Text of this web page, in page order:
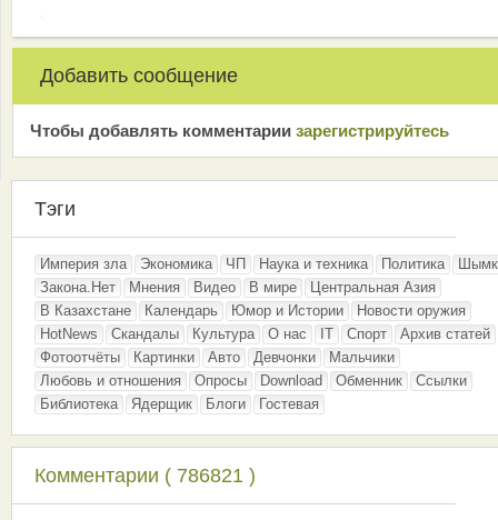
Добавить сообщение
Чтобы добавлять комментарии зарeгиcтрирyйтeсь
Тэги
Империя зла Экономика ЧП Наука и техника Политика
Закона.Нет
Мнения Видео В мире
Центральная Азия
В Казахстане
Календарь Юмор и Истории
Новости оружия
HotNews
Скандалы Культура О нас IT Спорт
Архив статей
Фотоотчёты
Картинки Авто Девчонки
Мальчики
Любовь и отношения
Опросы Download Обменник
Ссылки
Библиотека
Ядерщик Блоги Гостевая
Комментарии ( 786821 )